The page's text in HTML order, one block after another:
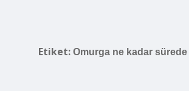
Etiket: Omurga ne kadar